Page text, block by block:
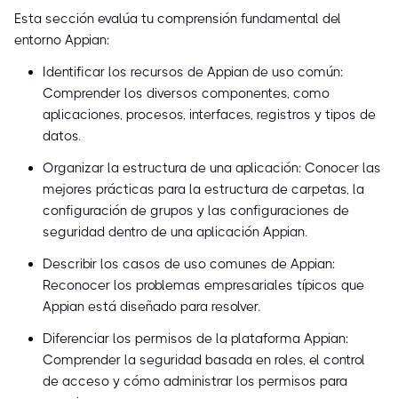
Esta sección evalúa tu comprensión fundamental del
entorno Appian:
Identificar los recursos de Appian de uso común:
Comprender los diversos componentes, como
aplicaciones, procesos, interfaces, registros y tipos de
datos.
Organizar la estructura de una aplicación: Conocer las
mejores prácticas para la estructura de carpetas, la
configuración de grupos y las configuraciones de
seguridad dentro de una aplicación Appian.
Describir los casos de uso comunes de Appian:
Reconocer los problemas empresariales típicos que
Appian está diseñado para resolver.
Diferenciar los permisos de la plataforma Appian:
Comprender la seguridad basada en roles, el control
de acceso y cómo administrar los permisos para